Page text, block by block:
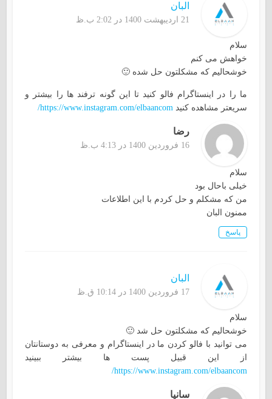
البان
21 اردیبهشت 1400 در 2:02 ب.ظ
سلام
خواهش می کنم
خوشحالیم که مشکلتون حل شده 🙂
ما را در اینستاگرام فالو کنید تا این گونه ترفند ها را بیشتر و
سریعتر مشاهده کنیدhttps://www.instagram.com/elbaancom/
رضا
16 فروردین 1400 در 4:13 ب.ظ
سلام
خیلی باحال بود
من که مشکلم و حل کردم با این اطلاعات
ممنون البان
پاسخ
البان
17 فروردین 1400 در 10:14 ق.ظ
سلام
خوشحالیم که مشکلتون حل شد 🙂
می توانید با فالو کردن ما در اینستاگرام و معرفی به دوستانتان
از این قبیل پست ها بیشتر ببینید
https://www.instagram.com/elbaancom/
سانيا